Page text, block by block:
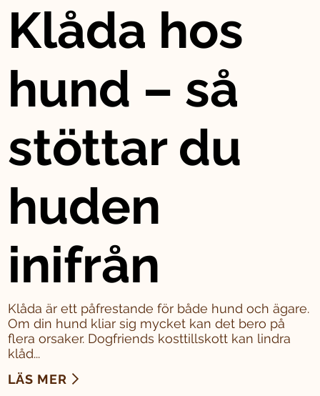
Klåda hos
hund – så
stöttar du
huden
inifrån
Klåda är ett påfrestande för både hund och ägare.
Om din hund kliar sig mycket kan det bero på
flera orsaker. Dogfriends kosttillskott kan lindra
klåd...
LÄS MER